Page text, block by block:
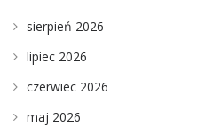
sierpień 2026
lipiec 2026
czerwiec 2026
maj 2026